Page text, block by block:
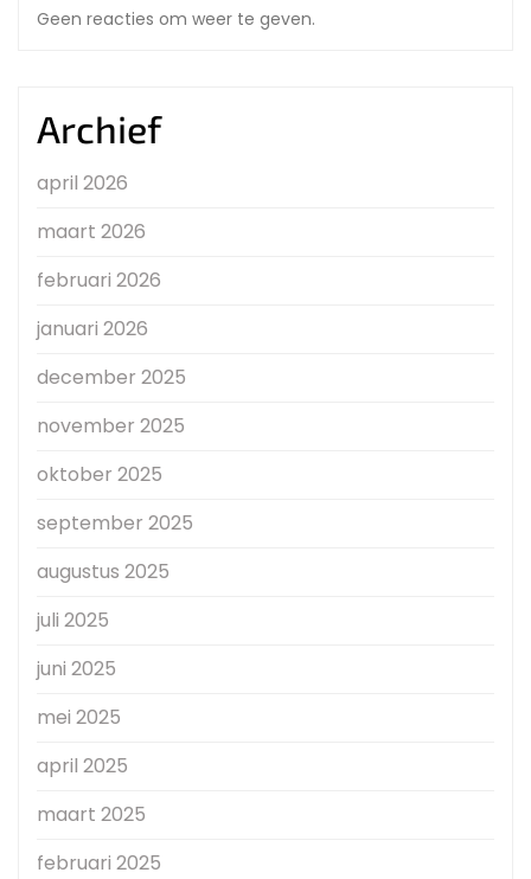
Geen reacties om weer te geven.
Archief
april 2026
maart 2026
februari 2026
januari 2026
december 2025
november 2025
oktober 2025
september 2025
augustus 2025
juli 2025
juni 2025
mei 2025
april 2025
maart 2025
februari 2025